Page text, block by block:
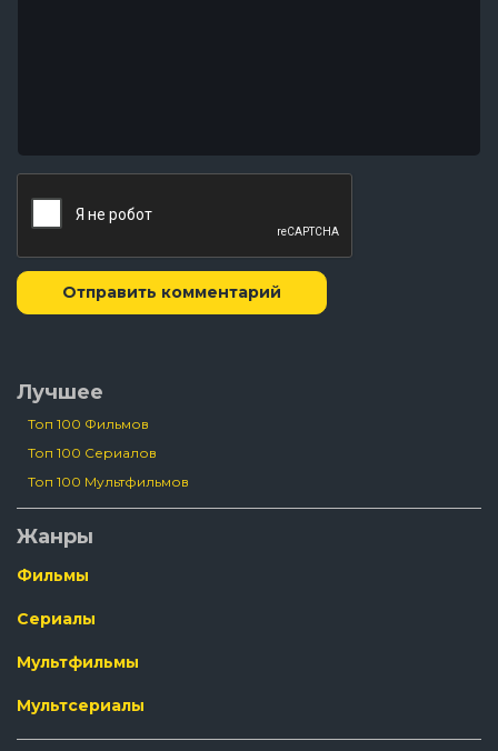
Отправить комментарий
Лучшее
Топ 100 Фильмов
Топ 100 Сериалов
Топ 100 Мультфильмов
Жанры
Фильмы
Сериалы
Мультфильмы
Мультсериалы